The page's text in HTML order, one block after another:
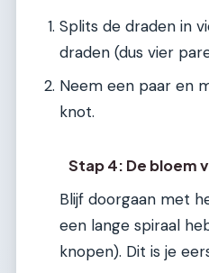
Splits de draden in
draden (dus vier
Neem een paar en
knot.
Stap 4: De bloem
Blijf doorgaan met
een lange spiraal
knopen). Dit is je